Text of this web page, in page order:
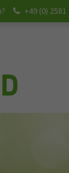
+49 (0) 2581